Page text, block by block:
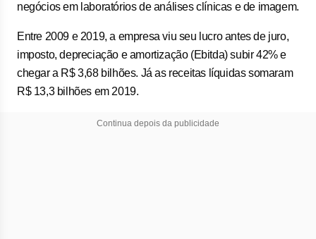
negócios em laboratórios de análises clínicas e de imagem.
Entre 2009 e 2019, a empresa viu seu lucro antes de juro,
imposto, depreciação e amortização (Ebitda) subir 42% e
chegar a R$ 3,68 bilhões. Já as receitas líquidas somaram
R$ 13,3 bilhões em 2019.
Continua depois da publicidade